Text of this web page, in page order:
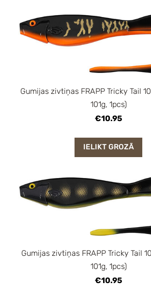
Gumijas zivtiņas FRAPP Tricky Tail
101g, 1pcs)
€10.95
IELIKT GROZĀ
Gumijas zivtiņas FRAPP Tricky Tail
101g, 1pcs)
€10.95